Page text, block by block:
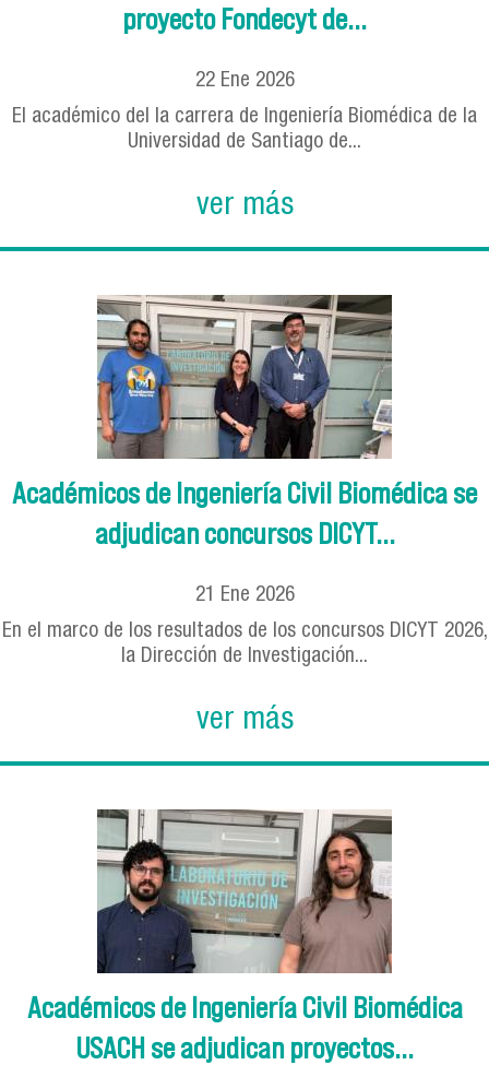
proyecto Fondecyt de...
22 Ene 2026
El académico del la carrera de Ingeniería Biomédica de la
Universidad de Santiago de...
ver más
Académicos de Ingeniería Civil Biomédica se
adjudican concursos DICYT...
21 Ene 2026
En el marco de los resultados de los concursos DICYT 2026,
la Dirección de Investigación...
ver más
Académicos de Ingeniería Civil Biomédica
USACH se adjudican proyectos...